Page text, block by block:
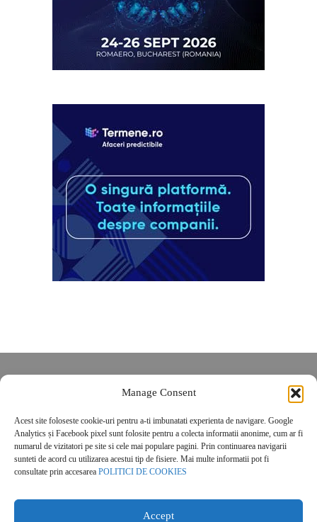
Manage Consent
Acest site foloseste cookie-uri pentru a-ti imbunatati experienta de navigare. Google
Analytics și Facebook pixel sunt folosite pentru a colecta informatii anonime, cum ar fi
numarul de vizitatori pe site si cele mai populare pagini. Prin continuarea navigarii
sunteti de acord cu utilizarea acestui tip de fisiere. Mai multe informatii pot fi
consultate prin accesarea POLITICI DE COOKIES
Accept
POLITICĂ DE CONFIDENȚIALITATE
Politica de cookies